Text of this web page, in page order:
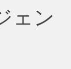
ェン